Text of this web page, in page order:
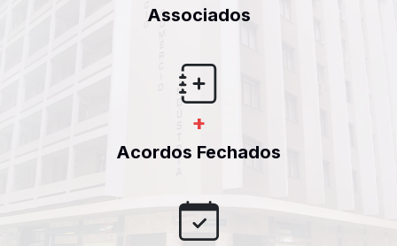
Associados
+
Acordos Fechados